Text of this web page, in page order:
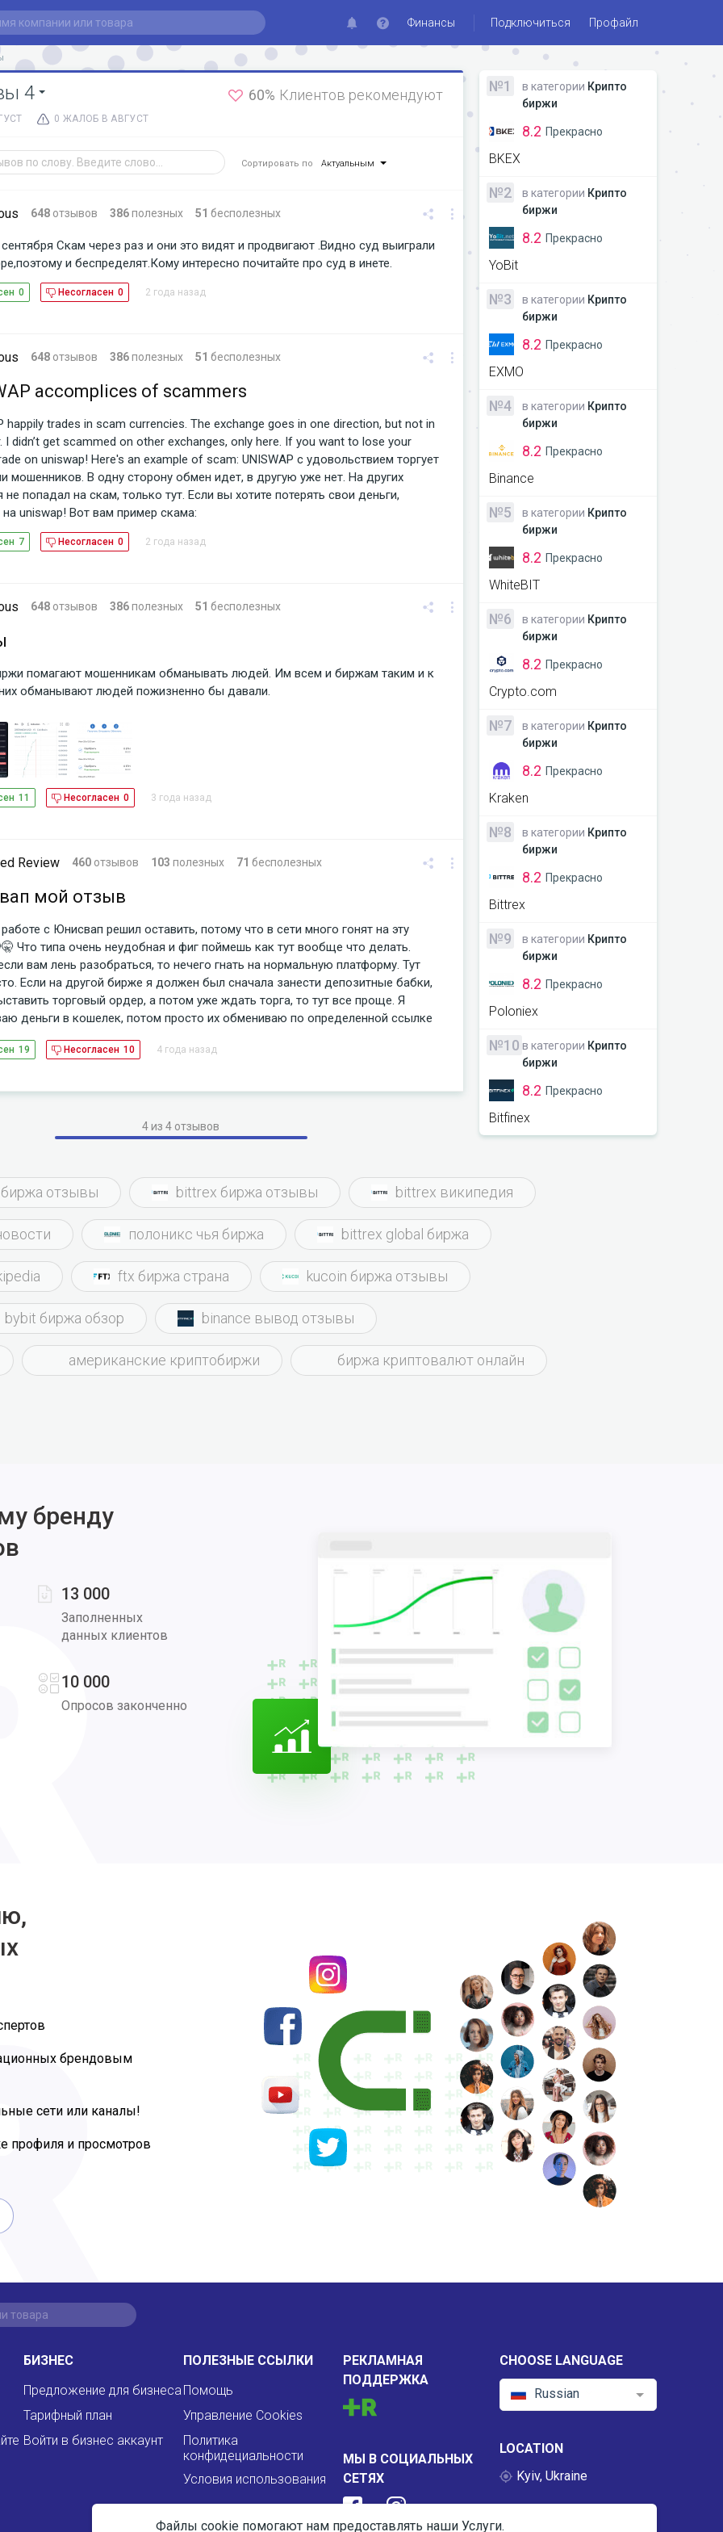
Финансы Подключиться Профайл
Файлы cookie помогают нам предоставлять наши Услуги.
4 60% Клиентов рекомендуют
0 ЖАЛОБ В АВГУСТ
Сортировать по Актуальным
648 отзывов 386полезных 51 бесполезных
Скам через раз и они это видят и продвигают .Видно суд выиграли
и беспределят.Кому интересно почитайте про суд в инете.
0 Несогласен 0 2 года назад
648 отзывов 386полезных 51 бесполезных
accomplices of scammers
happily trades in scam currencies. The exchange goes in one direction, but not in
I didn’t get scammed on other exchanges, only here. If you want to lose your
on uniswap! Here's an example of scam: UNISWAP с удовольствием торгует
мошенников. В одну сторону обмен идет, в другую уже нет. На других
не попадал на скам, только тут. Если вы хотите потерять свои деньги,
на uniswap! Вот вам пример скама:
7 Несогласен 0 2 года назад
648 отзывов 386полезных 51 бесполезных
помагают мошенникам обманывать людей. Им всем и биржам таким и к
обманывают людей пожизненно бы давали.
11 Несогласен 0 3 года назад
Review 460 отзывов 103 полезных 71 бесполезных
мой отзыв
с Юнисвап решил оставить, потому что в сети много гонят на эту
Что типа очень неудобная и фиг поймешь как тут вообще что делать.
вам лень разобраться, то нечего гнать на нормальную платформу. Тут
Если на другой бирже я должен был сначала занести депозитные бабки,
торговый ордер, а потом уже ждать торга, то тут все проще. Я
деньги в кошелек, потом просто их обмениваю по определенной ссылке
региться по полгода, доки предоставлять, ключи от квартиры и фото
и не хочется. А хочется просто прийти и поработать нормально. Пары тут
Хотите спокойно – тоже можно. Я спокойно себе кропаю, деньга капает.
вообще полностью. В сапорт не обращался, даж не знаю, есть он чи нету
19 Несогласен 10 4 года назад
4 из 4 отзывов
№1 в категории Крипто
биржи
8.2 Прекрасно
BKEX
№2 в категории Крипто
биржи
8.2 Прекрасно
YoBit
№3 в категории Крипто
биржи
8.2 Прекрасно
EXMO
№4 в категории Крипто
биржи
8.2 Прекрасно
Binance
№5 в категории Крипто
биржи
8.2 Прекрасно
WhiteBIT
№6 в категории Крипто
биржи
8.2 Прекрасно
Crypto.com
№7 в категории Крипто
биржи
8.2 Прекрасно
Kraken
№8 в категории Крипто
биржи
8.2 Прекрасно
Bittrex
№9 в категории Крипто
биржи
8.2 Прекрасно
Poloniex
№10 в категории Крипто
биржи
8.2 Прекрасно
Bitfinex
отзывы bittrex биржа отзывы bittrex википедия
полоникс чья биржа bittrex global биржа
ftx биржа страна kucoin биржа отзывы
bybit биржа обзор binance вывод отзывы
американские криптобиржи биржа криптовалют онлайн
бренду
13 000
Заполненных
данных клиентов
10 000
Опросов законченно
брендовым
сети или каналы!
профиля и просмотров
БИЗНЕС
Предложение для бизнеса
Тарифный план
Войти в бизнес аккаунт
ПОЛЕЗНЫЕ ССЫЛКИ
Помощь
Управление Cookies
Политика
конфидециальности
Условия использования
РЕКЛАМНАЯ
ПОДДЕРЖКА
МЫ В СОЦИАЛЬНЫХ
СЕТЯХ
CHOOSE LANGUAGE
Russian
LOCATION
Kyiv, Ukraine